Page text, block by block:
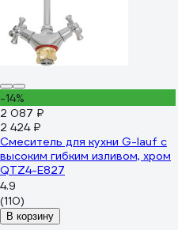
-14%
2 087 ₽
2 424 ₽
Смеситель для кухни G-lauf с
высоким гибким изливом, хром
QTZ4-E827
4.9
(110)
В корзину